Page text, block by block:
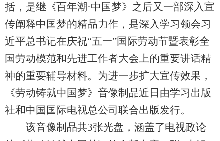
括，是继《百年潮·中国梦》之后又一部深入宣
传阐释中国梦的精品力作，是深入学习领会习
近平总书记在庆祝“五一”国际劳动节暨表彰全
国劳动模范和先进工作者大会上的重要讲话精
神的重要辅导材料。为进一步扩大宣传效果，
《劳动铸就中国梦》音像制品近日由学习出版
社和中国国际电视总公司联合出版发行。
该音像制品共3张光盘，涵盖了电视政论